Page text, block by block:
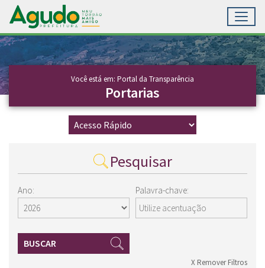
Ir para conteúdo principal
Conteúdo Principal
Você está em: Portal da Transparência
Portarias
Pesquisar
Ano: Palavra-chave:
BUSCAR
X Remover Filtros